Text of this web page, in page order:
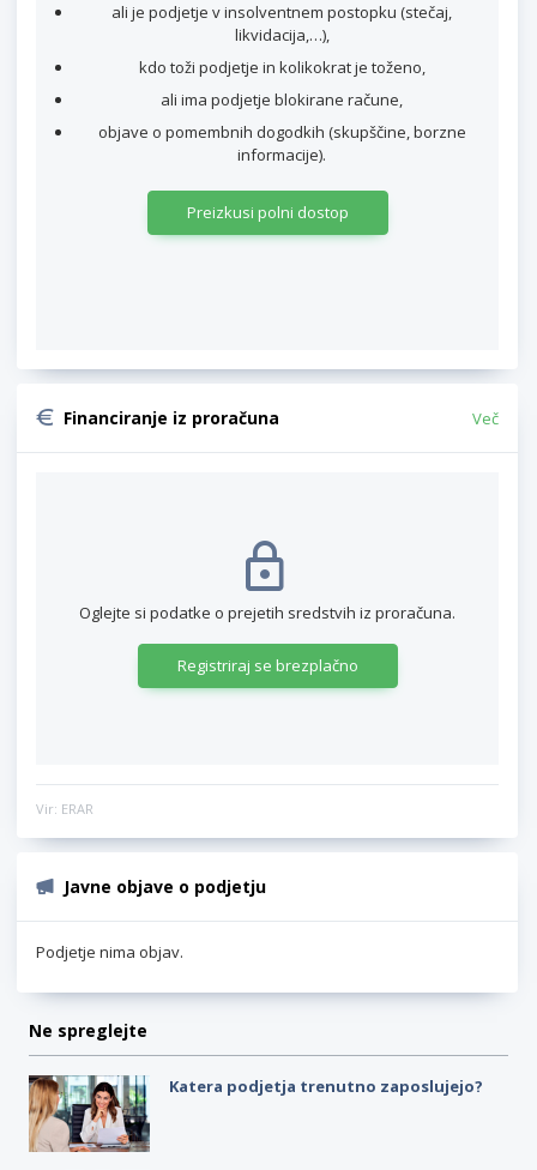
ali je podjetje v insolventnem postopku (stečaj,
likvidacija,…),
kdo toži podjetje in kolikokrat je toženo,
ali ima podjetje blokirane račune,
objave o pomembnih dogodkih (skupščine, borzne
informacije).
Preizkusi polni dostop
Financiranje iz proračuna Več
Oglejte si podatke o prejetih sredstvih iz proračuna.
Registriraj se brezplačno
Vir: ERAR
Javne objave o podjetju
Podjetje nima objav.
Ne spreglejte
Katera podjetja trenutno zaposlujejo?